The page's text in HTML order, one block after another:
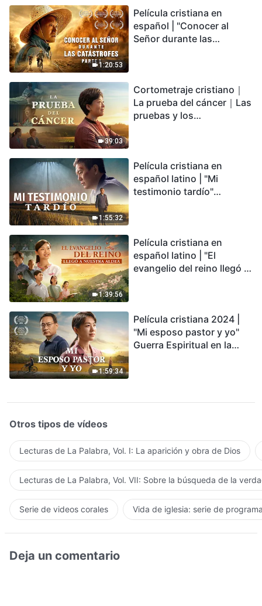
podemos sobrevivir?
1:20:53
Película cristiana en
español | "Conocer al
Señor durante las
encontrarás refugio?
39:03
Cortometraje cristiano｜
La prueba del cáncer｜Las
pruebas y los
1:55:32
Película cristiana en
español latino | "Mi
testimonio tardío"
conmovedor
1:39:56
Película cristiana en
español latino | "El
evangelio del reino llegó a
1:59:34
Película cristiana 2024 |
"Mi esposo pastor y yo"
Guerra Espiritual en la
Otros tipos de vídeos
Lecturas de La Palabra, Vol. I: La aparición y obra de Dios
Lecturas de La Palabra, Vol. VII: Sobre la búsqueda de la
Serie de videos corales Vida de iglesia: serie de
Deja un comentario